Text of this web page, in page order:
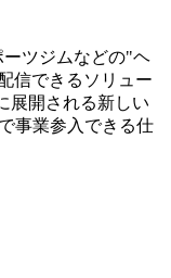
ツジムなどの"ヘ
信できるソリュー
展開される新しい
事業参入できる仕